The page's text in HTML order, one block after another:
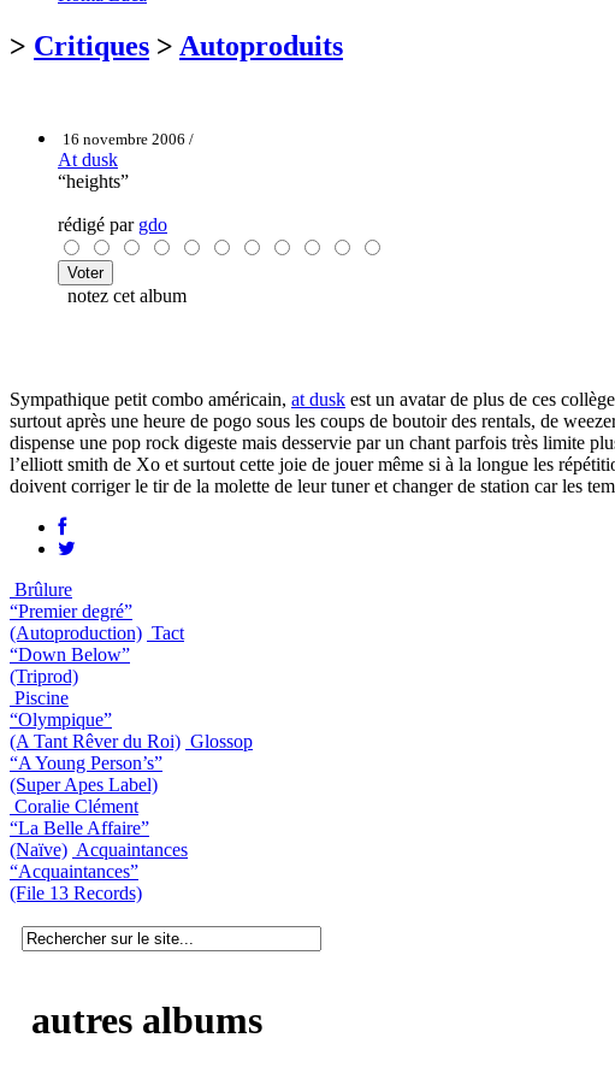
> Critiques > Autoproduits
16 novembre 2006 /
At dusk
“heights”
rédigé par gdo
notez cet album
Sympathique petit combo américain, at dusk est un avatar de plus de ces
surtout après une heure de pogo sous les coups de boutoir des rentals, de
dispense une pop rock digeste mais desservie par un chant parfois très limite
l’elliott smith de Xo et surtout cette joie de jouer même si à la longue les
doivent corriger le tir de la molette de leur tuner et changer de station car les
Brûlure
“Premier degré”
(Autoproduction) Tact
“Down Below”
(Triprod)
Piscine
“Olympique”
(A Tant Rêver du Roi) Glossop
“A Young Person’s”
(Super Apes Label)
Coralie Clément
“La Belle Affaire”
(Naïve) Acquaintances
“Acquaintances”
(File 13 Records)
autres albums